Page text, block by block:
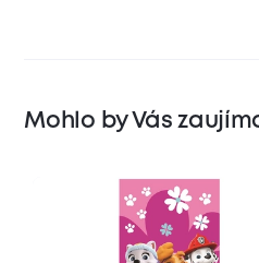
Mohlo by Vás